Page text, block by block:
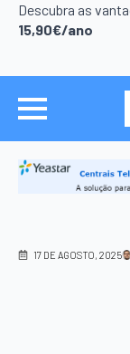
Descubra as
15,90€/ano
17 DE AGOSTO, 2025